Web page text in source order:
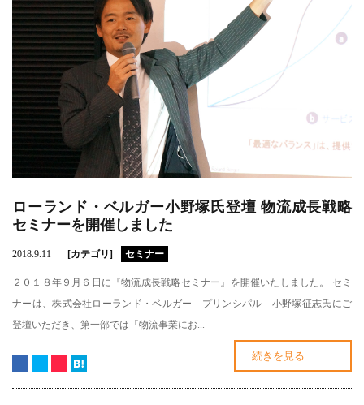
ローランド・ベルガー小野塚氏登壇 物流成長戦略
セミナーを開催しました
2018.9.11 [カテゴリ] セミナー
２０１８年９月６日に『物流成長戦略セミナー』を開催いたしました。 セミ
ナーは、株式会社ローランド・ベルガー プリンシパル 小野塚征志氏にご
登壇いただき、第一部では「物流事業にお...
続きを見る